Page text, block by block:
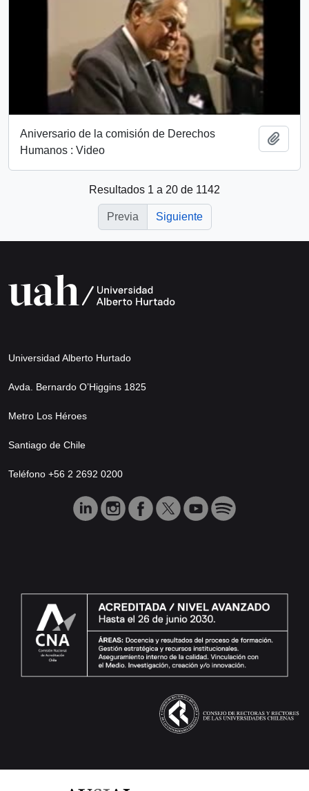
Aniversario de la comisión de Derechos
Humanos : Video
Resultados 1 a 20 de 1142
Previa Siguiente
Universidad Alberto Hurtado
Avda. Bernardo O’Higgins 1825
Metro Los Héroes
Santiago de Chile
Teléfono +56 2 2692 0200